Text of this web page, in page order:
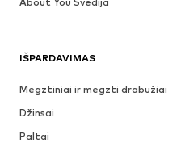
IŠPARDAVIMAS
Megztiniai ir megzti drabužiai
Džinsai
Paltai